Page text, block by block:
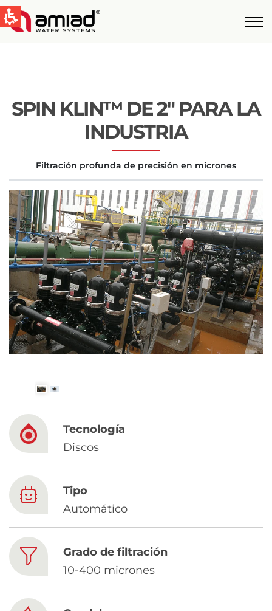
Casos de Estudio
Global
United States
English
Australia
English
Spain & LATAM
Spanish
Russia
Russian
Israel
Chinese
Based on your current location, we recommend
this Amiad website for you
North America- English
SPIN KLIN™ DE 2″ PARA LA
INDUSTRIA
Filtración profunda de precisión en micrones
Tecnología
Discos
Tipo
Automático
Grado de filtración
10-400 micrones